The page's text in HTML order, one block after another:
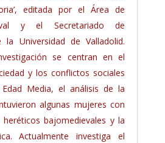
editada por el Área de
y el Secretariado de
la Universidad de Valladolid.
se centran en el
y los conflictos sociales
Media, el análisis de la
algunas mujeres con
bajomedievales y la
Actualmente investiga el